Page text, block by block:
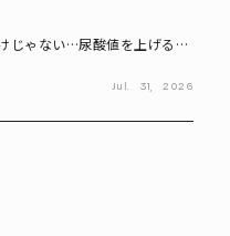
じゃない…尿酸値を上げる
Jul. 31, 2026